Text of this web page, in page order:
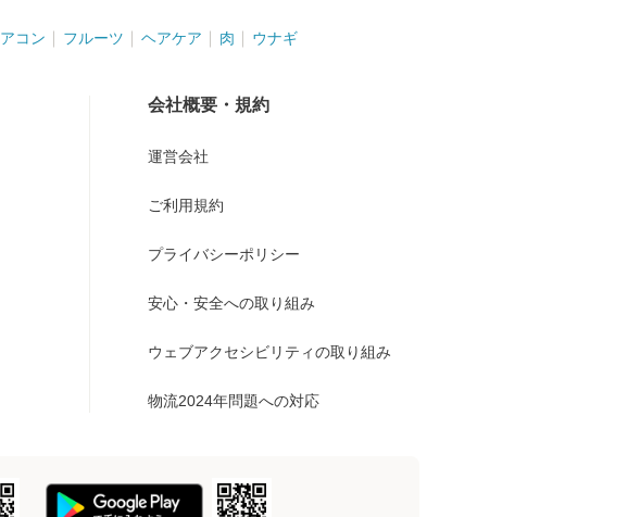
コン フルーツ ヘアケア 肉 ウナギ
会社概要・規約
運営会社
ご利用規約
プライバシーポリシー
安心・安全への取り組み
ウェブアクセシビリティの取り組み
物流2024年問題への対応